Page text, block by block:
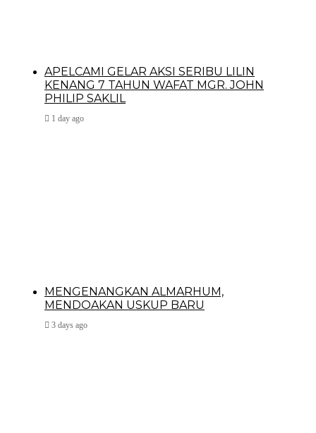
APELCAMI GELAR AKSI SERIBU LILIN
KENANG 7 TAHUN WAFAT MGR. JOHN
PHILIP SAKLIL
1 day ago
MENGENANGKAN ALMARHUM,
MENDOAKAN USKUP BARU
3 days ago